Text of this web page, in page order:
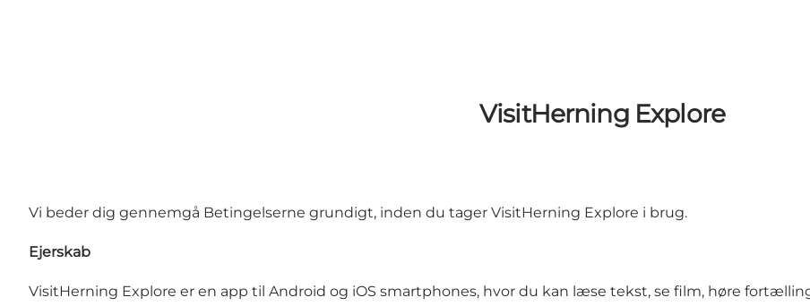
VisitHerning Explore
Vi beder dig gennemgå Betingelserne grundigt, inden du tager VisitHerning Explore i brug.
Ejerskab
VisitHerning Explore er en app til Android og iOS smartphones, hvor du kan læse tekst, se film, høre